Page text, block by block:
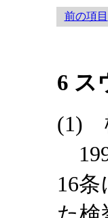
前の項目
6 ス
(1)
16